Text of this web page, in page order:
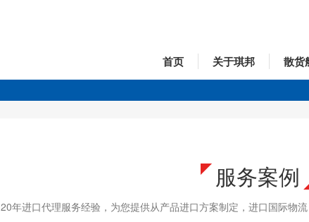
首页 关于琪邦 散货
服务案例
20年进口代理服务经验，为您提供从产品进口方案制定，进口国际物